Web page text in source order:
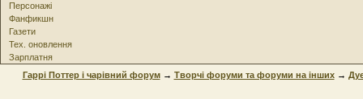
Персонажі
Фанфикшн
Газети
Тех. оновлення
Зарплатня
Гаррі Поттер і чарівний форум→ Творчі форуми та форуми на інших→